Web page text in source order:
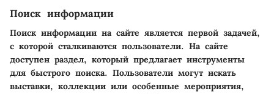
Поиск информации
Поиск информации на сайте является первой задачей,
с которой сталкиваются пользователи. На сайте
доступен раздел, который предлагает инструменты
для быстрого поиска. Пользователи могут искать
выставки, коллекции или особенные мероприятия,